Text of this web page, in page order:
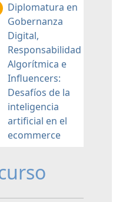
Diplomatura en
Gobernanza
Digital,
Responsabilidad
Algorítmica e
Influencers:
Desafíos de la
inteligencia
artificial en el
ecommerce